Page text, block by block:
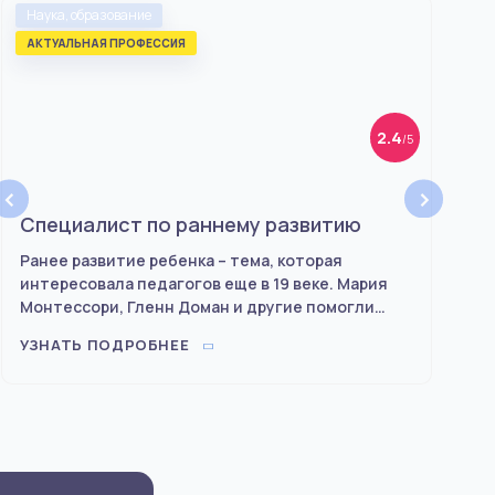
‹
Наука, образование
АКТУАЛЬНАЯ ПРОФЕССИЯ
2.4/5
Специалист по раннему развитию
Ранее развитие ребенка – тема, которая
интересовала педагогов еще в 19 веке. Мария
Монтессори, Гленн Доман и другие помогли
очень актуально, потому что современные
УЗНАТЬ ПОДРОБНЕЕ
›